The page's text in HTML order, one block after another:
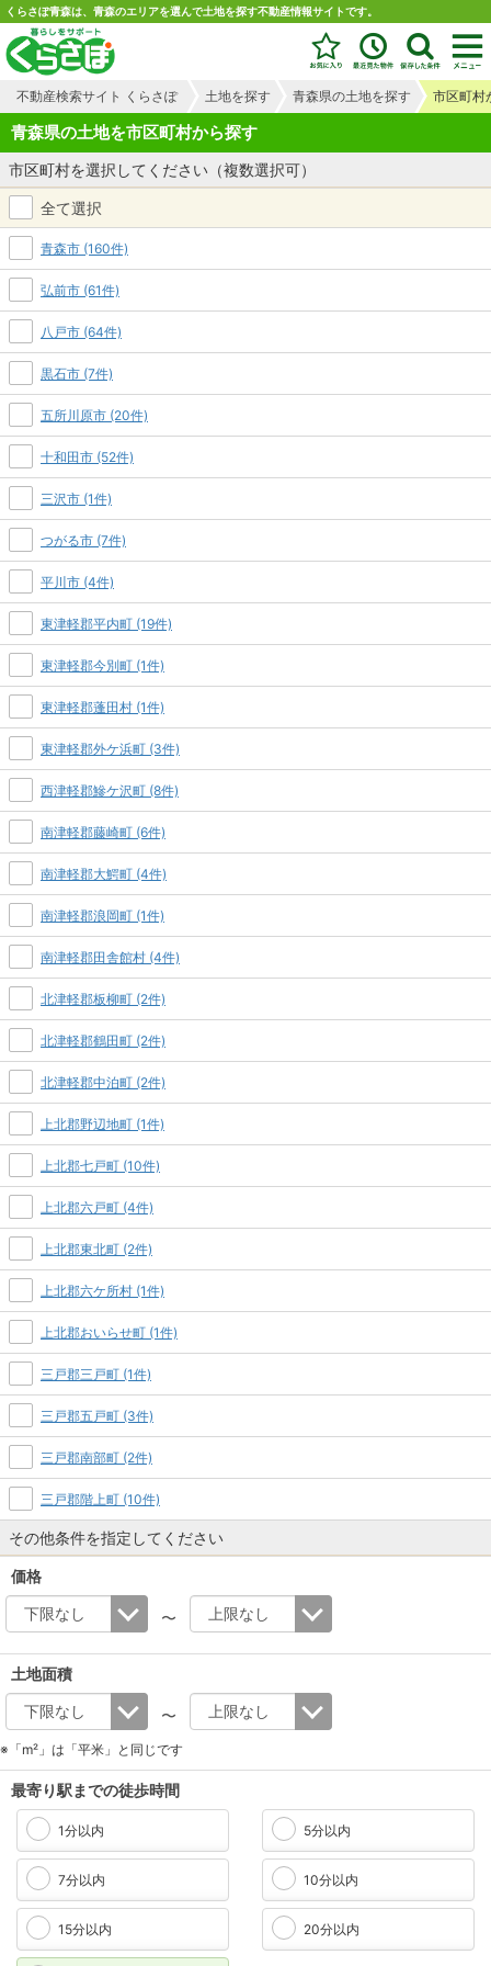
くらさぽ青森は、青森のエリアを選んで土地を探す不動産情報サイトです。
不動産検索サイト くらさぽ 土地を探す 青森県の土地を探す 市区町村
青森県の土地を市区町村から探す
市区町村を選択してください（複数選択可）
全て選択
青森市 (160件)
弘前市 (61件)
八戸市 (64件)
黒石市 (7件)
五所川原市 (20件)
十和田市 (52件)
三沢市 (1件)
つがる市 (7件)
平川市 (4件)
東津軽郡平内町 (19件)
東津軽郡今別町 (1件)
東津軽郡蓬田村 (1件)
東津軽郡外ケ浜町 (3件)
西津軽郡鰺ケ沢町 (8件)
南津軽郡藤崎町 (6件)
南津軽郡大鰐町 (4件)
南津軽郡浪岡町 (1件)
南津軽郡田舎館村 (4件)
北津軽郡板柳町 (2件)
北津軽郡鶴田町 (2件)
北津軽郡中泊町 (2件)
上北郡野辺地町 (1件)
上北郡七戸町 (10件)
上北郡六戸町 (4件)
上北郡東北町 (2件)
上北郡六ケ所村 (1件)
上北郡おいらせ町 (1件)
三戸郡三戸町 (1件)
三戸郡五戸町 (3件)
三戸郡南部町 (2件)
三戸郡階上町 (10件)
その他条件を指定してください
価格
〜
土地面積
〜
※「m²」は「平米」と同じです
最寄り駅までの徒歩時間
1分以内 5分以内
7分以内 10分以内
15分以内 20分以内